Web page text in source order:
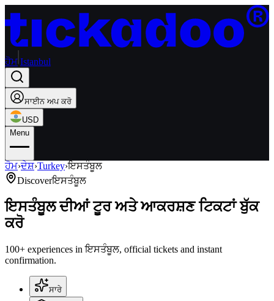
ਹੋਮ Istanbul
ਸਾਈਨ ਅਪ ਕਰੋ
USD
Menu
ਹੋਮ›ਦੇਸ਼›Turkey›ਇਸਤੰਬੂਲ
Discoverਇਸਤੰਬੂਲ
ਇਸਤੰਬੂਲ ਦੀਆਂ ਟੂਰ ਅਤੇ ਆਕਰਸ਼ਣ ਟਿਕਟਾਂ ਬੁੱਕ
ਕਰੋ
100+ experiences in ਇਸਤੰਬੂਲ, official tickets and instant
confirmation.
ਸਾਰੇ